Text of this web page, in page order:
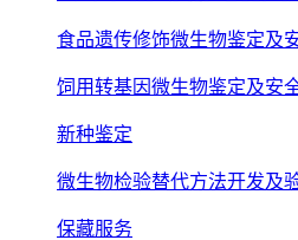
食品遗传修饰微生物鉴定及
饲用转基因微生物鉴定及安
新种鉴定
微生物检验替代方法开发及
保藏服务